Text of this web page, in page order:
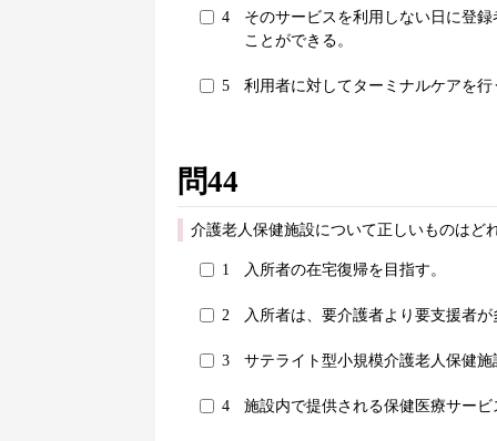
4
そのサービスを利用しない日に登
ことができる。
5 利用者に対してターミナルケアを
問44
介護老人保健施設について正しいものはど
1 入所者の在宅復帰を目指す。
2 入所者は、要介護者より要支援者が
3 サテライト型小規模介護老人保健
4 施設内で提供される保健医療サー